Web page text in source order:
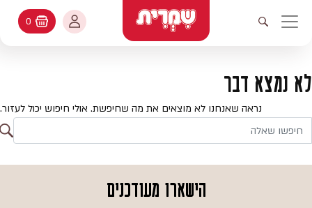
ניווט ראשי
פתיחת חיפוש
עולמות האפיה
מתכונים
קטלוג המוצרים
החשבון שלי
החשבון שלי
היסטורית הזמנות
עדכן סיסמה
עגלת קניות
0
לא נמצא דבר
נראה שאנחנו לא מוצאים את מה שחיפשת. אולי חיפוש יכול לעזור.
הישארו מעודכנים